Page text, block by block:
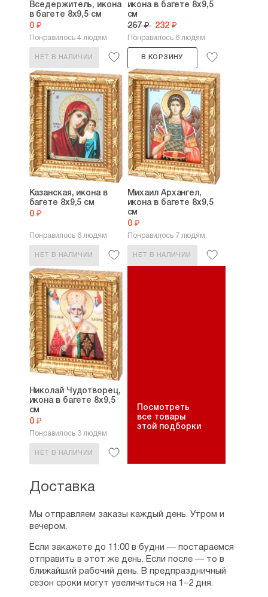
Вседержитель, икона
в багете 8х9,5 см
0 ₽
Понравилось 4 людям
НЕТ В НАЛИЧИИ
икона в багете 8х9,5
см
267 ₽ 232 ₽
Понравилось 6 людям
В КОРЗИНУ
Казанская, икона в
багете 8х9,5 см
0 ₽
Понравилось 6 людям
НЕТ В НАЛИЧИИ
Михаил Архангел,
икона в багете 8х9,5
см
0 ₽
Понравилось 7 людям
НЕТ В НАЛИЧИИ
Николай Чудотворец,
икона в багете 8х9,5
см
0 ₽
Понравилось 3 людям
НЕТ В НАЛИЧИИ
Посмотреть
все товары
этой подборки
Доставка
Мы отправляем заказы каждый день. Утром и
вечером.
Если закажете до 11:00 в будни — постараемся
отправить в этот же день. Если после — то в
ближайший рабочий день. В предпраздничный
сезон сроки могут увеличиться на 1–2 дня.